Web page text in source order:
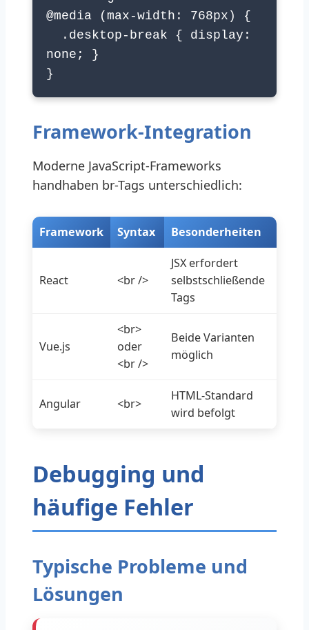
@media (max-width: 768px) {
.desktop-break { display:
none; }
}
Framework-Integration
Moderne JavaScript-Frameworks
handhaben br-Tags unterschiedlich:
Framework Syntax Besonderheiten
React <br />
JSX erfordert
selbstschließende
Tags
Vue.js
<br>
oder
<br />
Beide Varianten
möglich
Angular <br>
HTML-Standard
wird befolgt
Debugging und
häufige Fehler
Typische Probleme und
Lösungen